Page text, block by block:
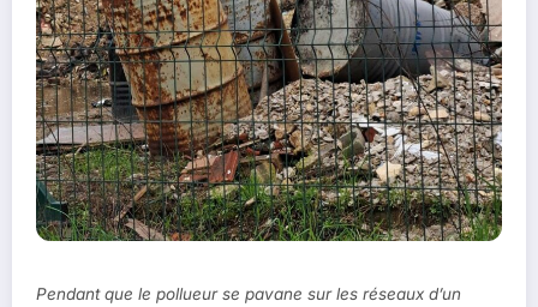
Pendant que le pollueur se pavane sur les réseaux d’un